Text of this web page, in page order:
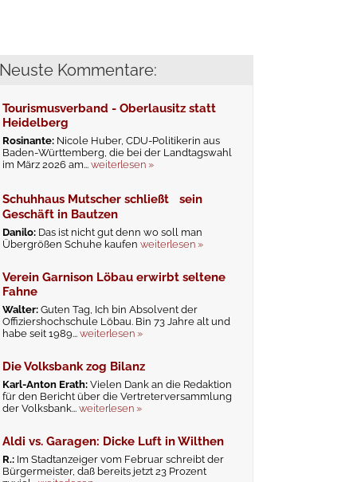
Neuste Kommentare:
Tourismusverband - Oberlausitz statt
Heidelberg
Rosinante: Nicole Huber, CDU-Politikerin aus
Baden-Württemberg, die bei der Landtagswahl
im März 2026 am...weiterlesen »
Schuhhaus Mutscher schließt sein
Geschäft in Bautzen
Danilo: Das ist nicht gut denn wo soll man
Übergrößen Schuhe kaufenweiterlesen »
Verein Garnison Löbau erwirbt seltene
Fahne
Walter:Guten Tag, Ich bin Absolvent der
Offiziershochschule Löbau. Bin 73 Jahre alt und
habe seit 1989...weiterlesen »
Die Volksbank zog Bilanz
Karl-Anton Erath:Vielen Dank an die Redaktion
für den Bericht über die Vertreterversammlung
der Volksbank...weiterlesen »
Aldi vs. Garagen: Dicke Luft in Wilthen
R.: Im Stadtanzeiger vom Februar schreibt der
Bürgermeister, daß bereits jetzt 23 Prozent